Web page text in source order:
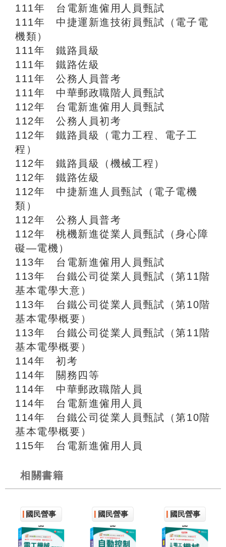
111年 台電新進僱用人員甄試
111年 中捷運新進技術員甄試（電子電
機類）
111年 鐵路員級
111年 鐵路佐級
111年 公務人員普考
111年 中華郵政職階人員甄試
112年 台電新進僱用人員甄試
112年 公務人員初考
112年 鐵路員級（電力工程、電子工
程）
112年 鐵路員級（機械工程）
112年 鐵路佐級
112年 中捷新進人員甄試（電子電機
類）
112年 公務人員普考
112年 桃機新進從業人員甄試（身心障
礙—電機）
113年 台電新進僱用人員甄試
113年 台鐵公司從業人員甄試（第11階
基本電學大意）
113年 台鐵公司從業人員甄試（第10階
基本電學概要）
113年 台鐵公司從業人員甄試（第11階
基本電學概要）
114年 初考
114年 關務四等
114年 中華郵政職階人員
114年 台電新進僱用人員
114年 台鐵公司從業人員甄試（第10階
基本電學概要）
115年 台電新進僱用人員
相關書籍
國民營事
業
國民營事
業
國民營事
業